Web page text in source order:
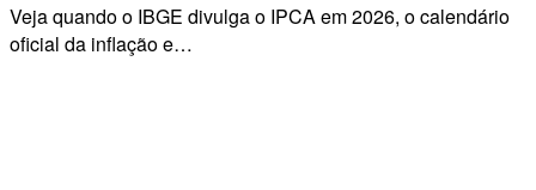
Veja quando o IBGE divulga o IPCA em 2026, o calendário
oficial da inflação e…